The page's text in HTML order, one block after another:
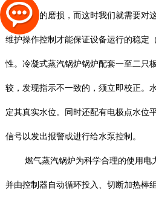
有着一定的磨损，而这时我们就需要对
维护操作控制才能保证设备运行的稳定
性。冷凝式蒸汽锅炉锅炉配套一至二只
较，发现指示不一致的，须立即校正。
定其真实水位。同时还配有电极点水位
信号以发出报警或进行给水泵控制。
燃气蒸汽锅炉为科学合理的使用电力
并由控制器自动循环投入、切断加热棒